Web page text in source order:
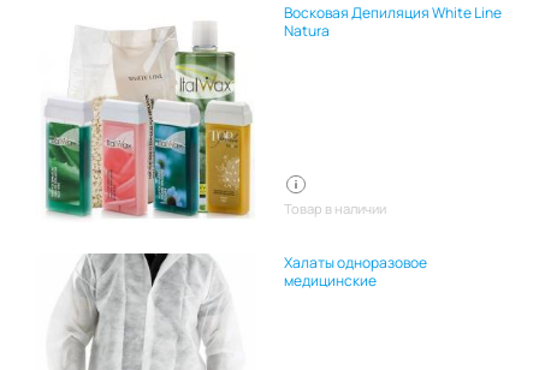
Восковая Депиляция White Line
Natura
Товар в наличии
Халаты одноразовое
медицинские